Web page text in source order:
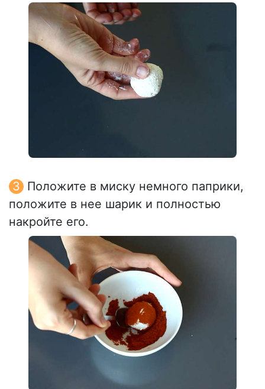
Положите в миску немного паприки,
положите в нее шарик и полностью
накройте его.